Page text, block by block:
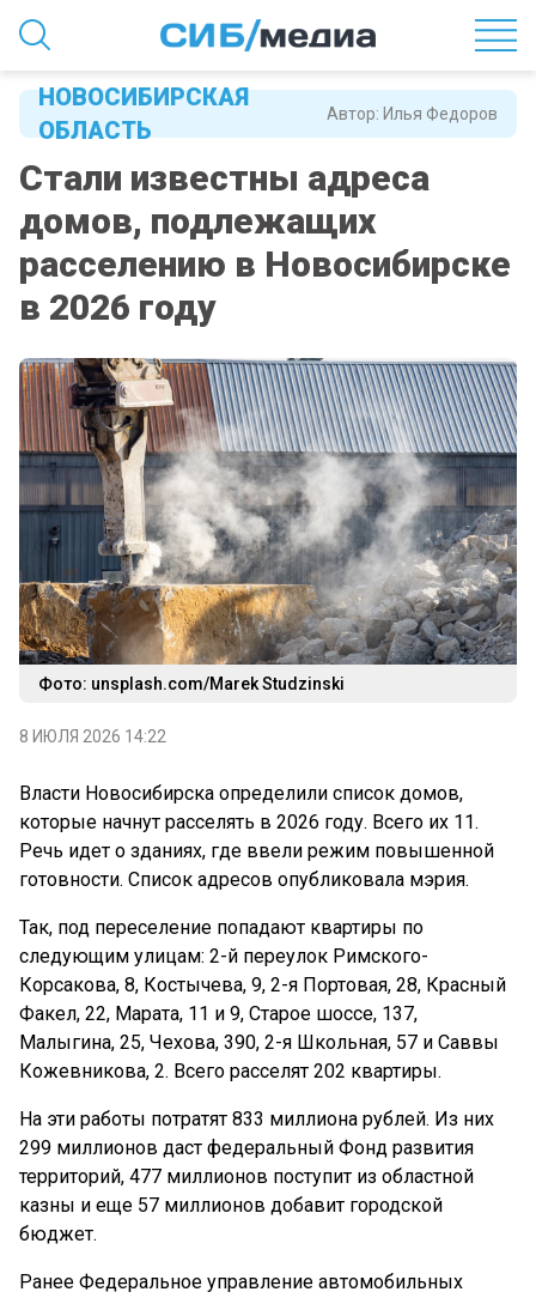
Автор: Илья Федоров
НОВОСИБИРСКАЯ
ОБЛАСТЬ
Стали известны адреса
домов, подлежащих
расселению в Новосибирске
в 2026 году
Фото: unsplash.com/Marek Studzinski
8 ИЮЛЯ 2026 14:22
Власти Новосибирска определили список домов,
которые начнут расселять в 2026 году. Всего их 11.
Речь идет о зданиях, где ввели режим повышенной
готовности. Список адресов опубликовала мэрия.
Так, под переселение попадают квартиры по
следующим улицам: 2-й переулок Римского-
Корсакова, 8, Костычева, 9, 2-я Портовая, 28, Красный
Факел, 22, Марата, 11 и 9, Старое шоссе, 137,
Малыгина, 25, Чехова, 390, 2-я Школьная, 57 и Саввы
Кожевникова, 2. Всего расселят 202 квартиры.
На эти работы потратят 833 миллиона рублей. Из них
299 миллионов даст федеральный Фонд развития
территорий, 477 миллионов поступит из областной
казны и еще 57 миллионов добавит городской
бюджет.
Ранее Федеральное управление автомобильных